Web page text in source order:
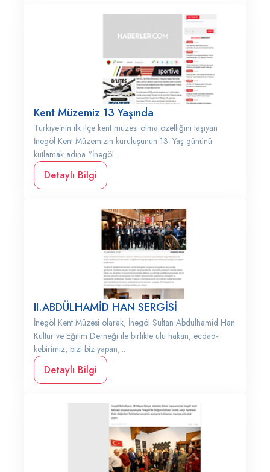
Kent Müzemiz 13 Yaşında
Türkiye’nin ilk ilçe kent müzesi olma özelliğini taşıyan
İnegöl Kent Müzemizin kuruluşunun 13. Yaş gününü
kutlamak adına “İnegöl...
Detaylı Bilgi
II.ABDÜLHAMİD HAN SERGİSİ
İnegöl Kent Müzesi olarak, İnegöl Sultan Abdülhamid Han
Kültür ve Eğitim Derneği ile birlikte ulu hakan, ecdad-ı
kebirimiz, bizi biz yapan,...
Detaylı Bilgi